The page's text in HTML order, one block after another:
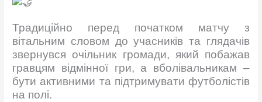
Традиційно перед початком матчу з
вітальним словом до учасників та глядачів
звернувся очільник громади, який побажав
гравцям відмінної гри, а вболівальникам –
бути активними та підтримувати футболістів
на полі.